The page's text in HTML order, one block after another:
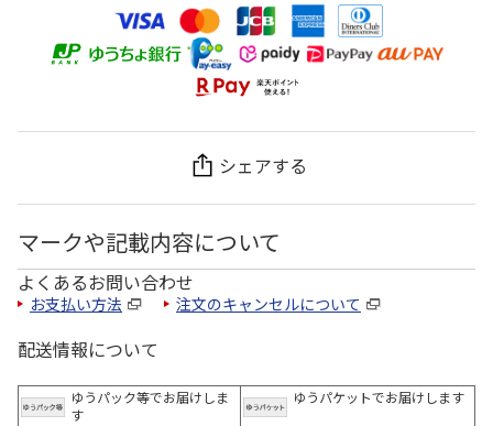
シェアする
マークや記載内容について
よくあるお問い合わせ
お支払い方法 注文のキャンセルについて
配送情報について
ゆうパック等でお届けしま
す
ゆうパケットでお届けします